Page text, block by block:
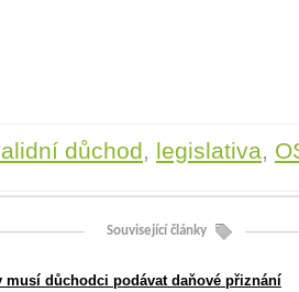
důchod, legislativa,
Související články
musí důchodci podávat daňové přiznání